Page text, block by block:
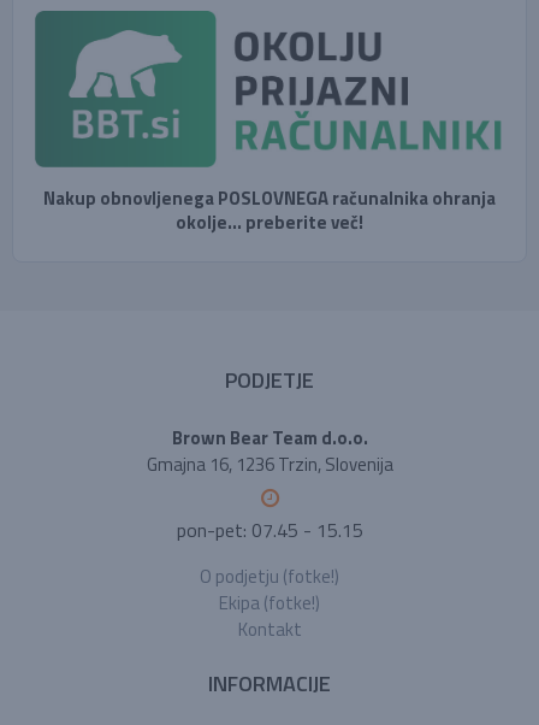
Nakup obnovljenega POSLOVNEGA računalnika ohranja
okolje... preberite več!
PODJETJE
Brown Bear Team d.o.o.
Gmajna 16, 1236 Trzin, Slovenija
pon-pet: 07.45 - 15.15
O podjetju (fotke!)
Ekipa (fotke!)
Kontakt
INFORMACIJE